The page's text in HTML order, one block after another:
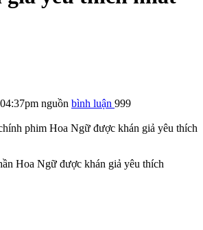
nguồn bình luận 999
phim Hoa Ngữ được khán giả yêu thích